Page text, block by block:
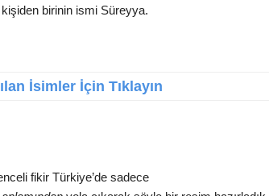
birinin ismi Süreyya.
İsimler İçin Tıklayın
fikir Türkiye’de sadece